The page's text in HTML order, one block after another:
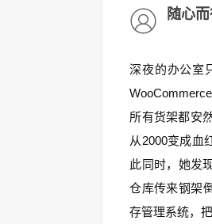
随心
深夜的办公室
所有货架都安
从2000变成血
此同时，她发
仓库传来钢架
存管理系统，